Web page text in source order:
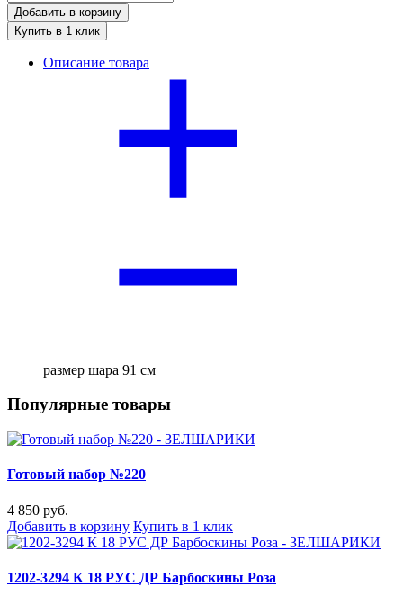
Добавить в корзину
Купить в 1 клик
Описание товара
размер шара 91 см
Популярные товары
Готовый набор №220
4 850 руб.
Добавить в корзину Купить в 1 клик
1202-3294 К 18 РУС ДР Барбоскины Роза